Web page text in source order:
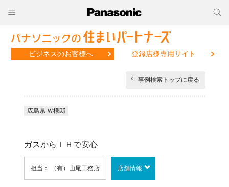
ビジネスのお客様へ 登録店様専用サイト
事例検索トップに戻る
広島県 Ｗ様邸
ガスからＩＨで安心
担当： （有）山尾工務店 店舗情報